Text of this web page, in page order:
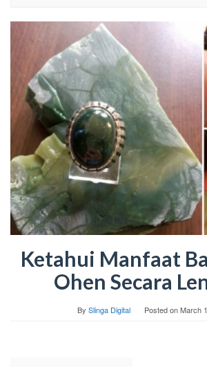
Ketahui Manfaat
Ohen Secara
By Slinga Digital Posted onMarch